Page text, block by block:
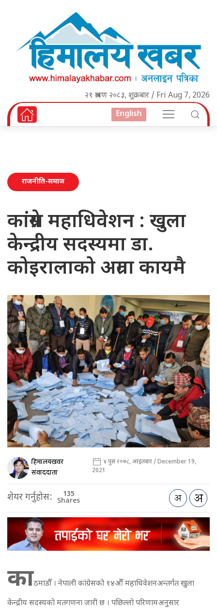
२१ श्रावण २०८३, शुक्रबार / Fri Aug 7, 2026
English
राजनीति-समाज
कांग्रेस महाधिवेशन : खुला
केन्द्रीय सदस्यमा डा.
कोइरालाको अग्रता कायमै
हिमालयखवर
संवाददाता
४ पुस २०७८, आइतबार / December 19,
2021
शेयर गर्नुहोस: 135
Shares
काठमाडौँ । नेपाली कांग्रेसको १४औँ महाधिवेशनअन्तर्गत खुला
केन्द्रीय सदस्यको मतगणना जारी छ । पछिल्लो परिणामअनुसार